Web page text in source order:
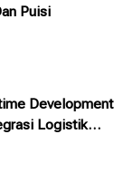
Puisi
Development
Logistik
Solusi